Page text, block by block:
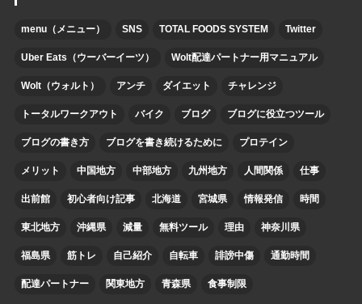
menu（メニュー） SNS TOTAL FOODS SYSTEM Twitter
Uber Eats（ウーバーイーツ） Wolt配達パートナー用マニュアル
Wolt（ウォルト） アンチ ダイエット チャレンジ
トータルワークアウト バイク ブログ ブログに役立つツール
ブログの書き方 ブログを書き続けるために プロテイン
メリット 中国地方 中部地方 九州地方 人間関係 仕事
出前館 初心者向け記事 北海道 宮城県 情報発信 時間
東北地方 沖縄県 減量 無料ツール 理由 神奈川県
福島県 筋トレ 自己紹介 自転車 誹謗中傷 通勤時間
配達パートナー 関東地方 青森県 食事制限